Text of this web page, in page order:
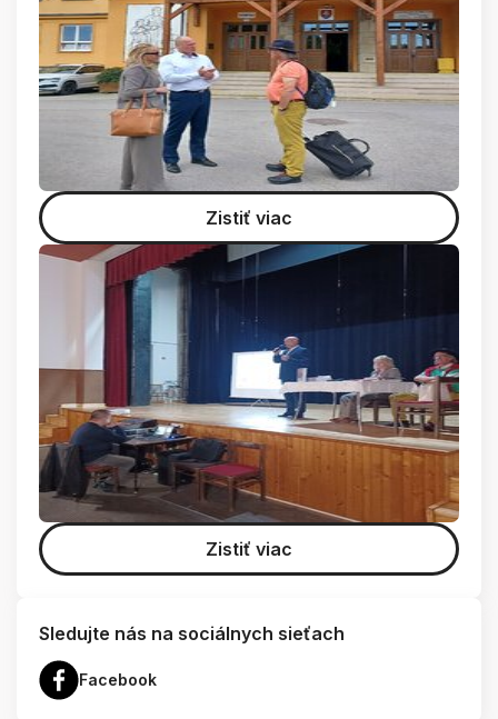
Zistiť viac
Zistiť viac
Sledujte nás na sociálnych sieťach
Facebook